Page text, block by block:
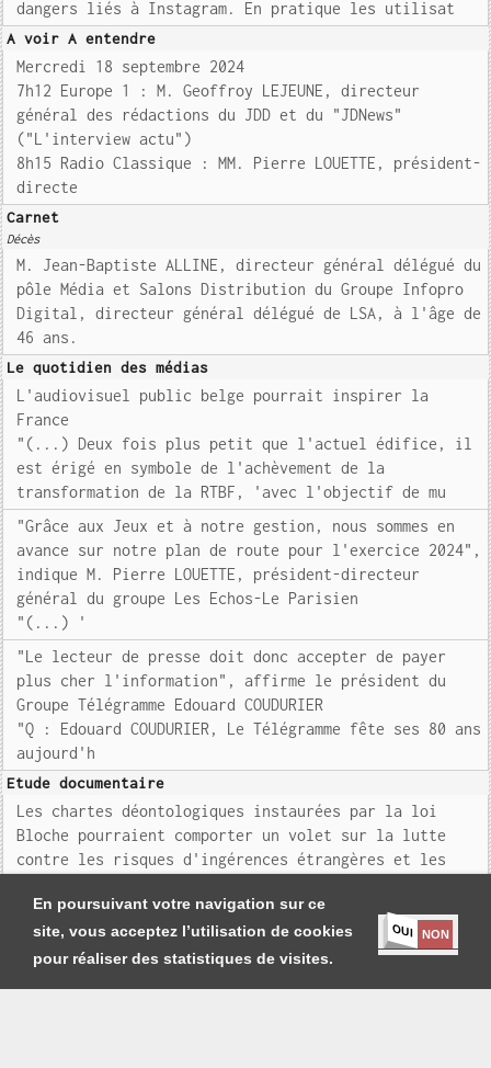
En poursuivant votre navigation sur ce
site, vous acceptez l’utilisation de cookies
pour réaliser des statistiques de visites.
OUI NON
dangers liés à Instagram. En pratique les utilisat
A voir A entendre
Mercredi 18 septembre 2024
7h12 Europe 1 : M. Geoffroy LEJEUNE, directeur
général des rédactions du JDD et du "JDNews"
("L'interview actu")
8h15 Radio Classique : MM. Pierre LOUETTE, président-
directe
Carnet
Décès
M. Jean-Baptiste ALLINE, directeur général délégué du
pôle Média et Salons Distribution du Groupe Infopro
Digital, directeur général délégué de LSA, à l'âge de
46 ans.
Le quotidien des médias
L'audiovisuel public belge pourrait inspirer la
France
"(...) Deux fois plus petit que l'actuel édifice, il
est érigé en symbole de l'achèvement de la
transformation de la RTBF, 'avec l'objectif de mu
"Grâce aux Jeux et à notre gestion, nous sommes en
avance sur notre plan de route pour l'exercice 2024",
indique M. Pierre LOUETTE, président-directeur
général du groupe Les Echos-Le Parisien
"(...) '
"Le lecteur de presse doit donc accepter de payer
plus cher l'information", affirme le président du
Groupe Télégramme Edouard COUDURIER
"Q : Edouard COUDURIER, Le Télégramme fête ses 80 ans
aujourd'h
Etude documentaire
Les chartes déontologiques instaurées par la loi
Bloche pourraient comporter un volet sur la lutte
contre les risques d'ingérences étrangères et les